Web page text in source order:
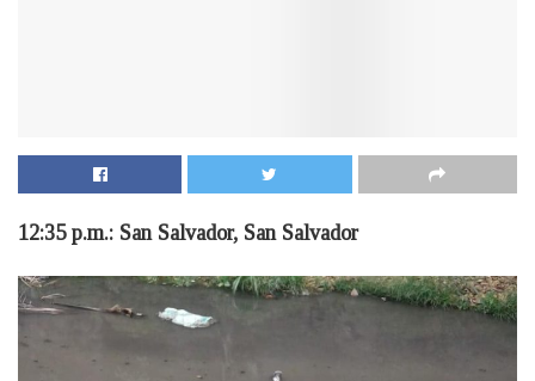
12:35 p.m.: San Salvador, San Salvador